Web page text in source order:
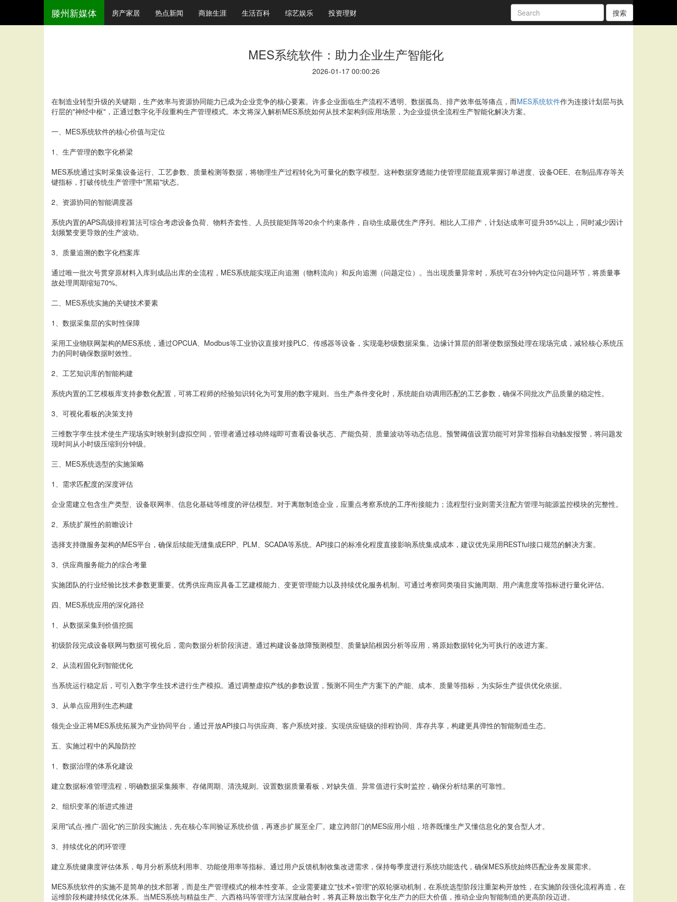
滕州新媒体 房产家居 热点新闻 商旅生涯 生活百科 综艺娱乐 投资理财 搜索
MES系统软件：助力企业生产智能化
2026-01-17 00:00:26
在制造业转型升级的关键期，生产效率与资源协同能力已成为企业竞争的核心要素。许多企业面临生产流程不透明、数据孤岛、排产效率低等痛点，而MES系统软件作为连接计划层与执
行层的"神经中枢"，正通过数字化手段重构生产管理模式。本文将深入解析MES系统如何从技术架构到应用场景，为企业提供全流程生产智能化解决方案。
一、MES系统软件的核心价值与定位
1、生产管理的数字化桥梁
MES系统通过实时采集设备运行、工艺参数、质量检测等数据，将物理生产过程转化为可量化的数字模型。这种数据穿透能力使管理层能直观掌握订单进度、设备OEE、在制品库存等关
键指标，打破传统生产管理中"黑箱"状态。
2、资源协同的智能调度器
系统内置的APS高级排程算法可综合考虑设备负荷、物料齐套性、人员技能矩阵等20余个约束条件，自动生成最优生产序列。相比人工排产，计划达成率可提升35%以上，同时减少因计
划频繁变更导致的生产波动。
3、质量追溯的数字化档案库
通过唯一批次号贯穿原材料入库到成品出库的全流程，MES系统能实现正向追溯（物料流向）和反向追溯（问题定位）。当出现质量异常时，系统可在3分钟内定位问题环节，将质量事
故处理周期缩短70%。
二、MES系统实施的关键技术要素
1、数据采集层的实时性保障
采用工业物联网架构的MES系统，通过OPCUA、Modbus等工业协议直接对接PLC、传感器等设备，实现毫秒级数据采集。边缘计算层的部署使数据预处理在现场完成，减轻核心系统压
力的同时确保数据时效性。
2、工艺知识库的智能构建
系统内置的工艺模板库支持参数化配置，可将工程师的经验知识转化为可复用的数字规则。当生产条件变化时，系统能自动调用匹配的工艺参数，确保不同批次产品质量的稳定性。
3、可视化看板的决策支持
三维数字孪生技术使生产现场实时映射到虚拟空间，管理者通过移动终端即可查看设备状态、产能负荷、质量波动等动态信息。预警阈值设置功能可对异常指标自动触发报警，将问题发
现时间从小时级压缩到分钟级。
三、MES系统选型的实施策略
1、需求匹配度的深度评估
企业需建立包含生产类型、设备联网率、信息化基础等维度的评估模型。对于离散制造企业，应重点考察系统的工序衔接能力；流程型行业则需关注配方管理与能源监控模块的完整性。
2、系统扩展性的前瞻设计
选择支持微服务架构的MES平台，确保后续能无缝集成ERP、PLM、SCADA等系统。API接口的标准化程度直接影响系统集成成本，建议优先采用RESTful接口规范的解决方案。
3、供应商服务能力的综合考量
实施团队的行业经验比技术参数更重要。优秀供应商应具备工艺建模能力、变更管理能力以及持续优化服务机制。可通过考察同类项目实施周期、用户满意度等指标进行量化评估。
四、MES系统应用的深化路径
1、从数据采集到价值挖掘
初级阶段完成设备联网与数据可视化后，需向数据分析阶段演进。通过构建设备故障预测模型、质量缺陷根因分析等应用，将原始数据转化为可执行的改进方案。
2、从流程固化到智能优化
当系统运行稳定后，可引入数字孪生技术进行生产模拟。通过调整虚拟产线的参数设置，预测不同生产方案下的产能、成本、质量等指标，为实际生产提供优化依据。
3、从单点应用到生态构建
领先企业正将MES系统拓展为产业协同平台，通过开放API接口与供应商、客户系统对接。实现供应链级的排程协同、库存共享，构建更具弹性的智能制造生态。
五、实施过程中的风险防控
1、数据治理的体系化建设
建立数据标准管理流程，明确数据采集频率、存储周期、清洗规则。设置数据质量看板，对缺失值、异常值进行实时监控，确保分析结果的可靠性。
2、组织变革的渐进式推进
采用"试点-推广-固化"的三阶段实施法，先在核心车间验证系统价值，再逐步扩展至全厂。建立跨部门的MES应用小组，培养既懂生产又懂信息化的复合型人才。
3、持续优化的闭环管理
建立系统健康度评估体系，每月分析系统利用率、功能使用率等指标。通过用户反馈机制收集改进需求，保持每季度进行系统功能迭代，确保MES系统始终匹配业务发展需求。
MES系统软件的实施不是简单的技术部署，而是生产管理模式的根本性变革。企业需要建立"技术+管理"的双轮驱动机制，在系统选型阶段注重架构开放性，在实施阶段强化流程再造，在
运维阶段构建持续优化体系。当MES系统与精益生产、六西格玛等管理方法深度融合时，将真正释放出数字化生产力的巨大价值，推动企业向智能制造的更高阶段迈进。